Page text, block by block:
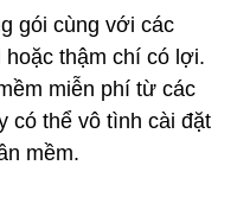
gói cùng với các
hoặc thậm chí có lợi.
miễn phí từ các
có thể vô tình cài đặt
mềm.